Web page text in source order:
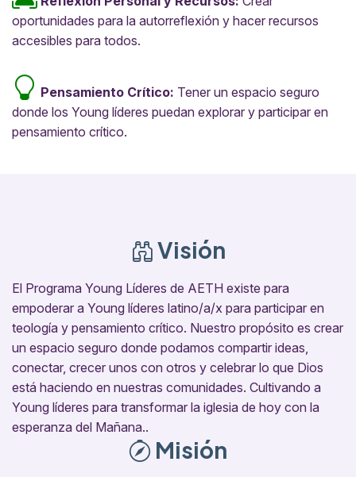
oportunidades para la autorreflexión y hacer recursos
accesibles para todos.
Pensamiento Crítico: Tener un espacio seguro
donde los Young líderes puedan explorar y participar en
pensamiento crítico.
Visión
El Programa Young Líderes de AETH existe para
empoderar a Young líderes latino/a/x para participar en
teología y pensamiento crítico. Nuestro propósito es crear
un espacio seguro donde podamos compartir ideas,
conectar, crecer unos con otros y celebrar lo que Dios
está haciendo en nuestras comunidades. Cultivando a
Young líderes para transformar la iglesia de hoy con la
esperanza del Mañana..
Misión